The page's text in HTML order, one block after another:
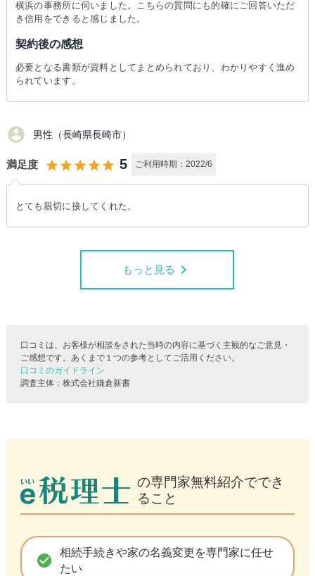
横浜の事務所に伺いました。こちらの質問にも的確にご回答いただ
き信用をできると感じました。
契約後の感想
必要となる書類が資料としてまとめられており、わかりやすく進め
られています。
account_circle 男性（長崎県長崎市）
満足度 star star star star star 5 ご利用時期：2022/6
とても親切に接してくれた。
もっと見る keyboard_arrow_right
口コミは、お客様が相談をされた当時の内容に基づく主観的なご意見・
ご感想です。あくまで１つの参考としてご活用ください。
口コミのガイドライン
調査主体：株式会社鎌倉新書
の専門家無料紹介ででき
ること
check_circle
相続手続きや家の名義変更を専門家に任せ
たい